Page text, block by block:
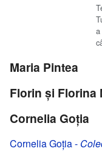
a
Maria Pintea
Florin şi Florina
Cornelia Goţia
Cornelia Goţia -